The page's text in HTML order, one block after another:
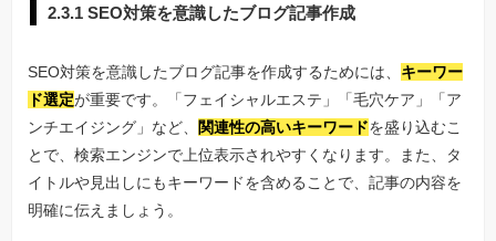
2.3.1 SEO対策を意識したブログ記事作成
SEO対策を意識したブログ記事を作成するためには、 キーワー
ド選定が重要です。「フェイシャルエステ」「毛穴ケア」「ア
ンチエイジング」など、関連性の高いキーワードを盛り込むこ
とで、検索エンジンで上位表示されやすくなります。また、タ
イトルや見出しにもキーワードを含めることで、記事の内容を
明確に伝えましょう。